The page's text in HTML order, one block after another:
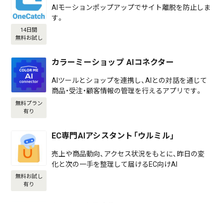
14日間
無料お試し
AIモーションポップアップでサイト離脱を防止しま
す。
無料プラン
有り
カラーミーショップ AIコネクター
AIツールとショップを連携し、AIとの対話を通じて
商品・受注・顧客情報の管理を行えるアプリです。
無料お試し
有り
EC専門AIアシスタント「ウルミル」
売上や商品動向、アクセス状況をもとに、昨日の変
化と次の一手を整理して届けるEC向けAI